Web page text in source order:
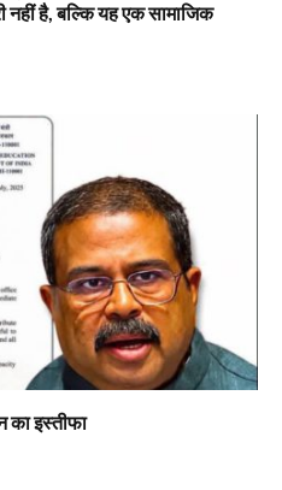
नहीं है, बल्कि यह एक सामाजिक
का इस्तीफा